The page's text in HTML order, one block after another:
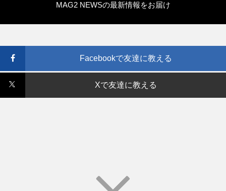
MAG2 NEWSの最新情報をお届け
Facebookで友達に教える
Xで友達に教える